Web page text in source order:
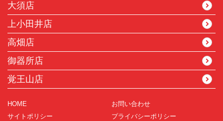
大須店
上小田井店
高畑店
御器所店
覚王山店
HOME
お問い合わせ
サイトポリシー
プライバシーポリシー